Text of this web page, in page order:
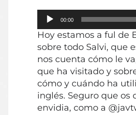
Reproductor
de
audio
00:00
Hoy estamos a ful de
sobre todo Salvi, que
nos cuenta cómo le
que ha visitado y
cómo y cuándo ha
inglés. Seguro que os
envidia, como a